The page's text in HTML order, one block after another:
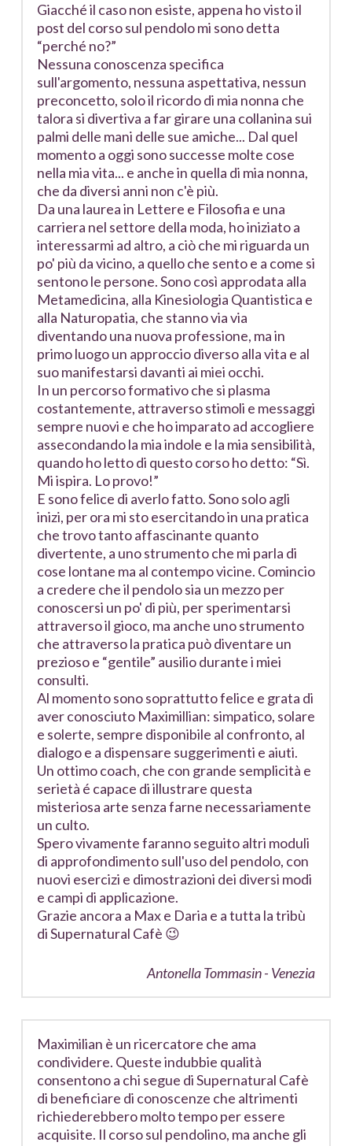
Giacché il caso non esiste, appena ho visto il
post del corso sul pendolo mi sono detta
“perché no?”
Nessuna conoscenza specifica
sull'argomento, nessuna aspettativa, nessun
preconcetto, solo il ricordo di mia nonna che
talora si divertiva a far girare una collanina sui
palmi delle mani delle sue amiche... Dal quel
momento a oggi sono successe molte cose
nella mia vita... e anche in quella di mia nonna,
che da diversi anni non c'è più.
Da una laurea in Lettere e Filosofia e una
carriera nel settore della moda, ho iniziato a
interessarmi ad altro, a ciò che mi riguarda un
po' più da vicino, a quello che sento e a come si
sentono le persone. Sono così approdata alla
Metamedicina, alla Kinesiologia Quantistica e
alla Naturopatia, che stanno via via
diventando una nuova professione, ma in
primo luogo un approccio diverso alla vita e al
suo manifestarsi davanti ai miei occhi.
In un percorso formativo che si plasma
costantemente, attraverso stimoli e messaggi
sempre nuovi e che ho imparato ad accogliere
assecondando la mia indole e la mia sensibilità,
quando ho letto di questo corso ho detto: “Sì.
Mi ispira. Lo provo!”
E sono felice di averlo fatto. Sono solo agli
inizi, per ora mi sto esercitando in una pratica
che trovo tanto affascinante quanto
divertente, a uno strumento che mi parla di
cose lontane ma al contempo vicine. Comincio
a credere che il pendolo sia un mezzo per
conoscersi un po' di più, per sperimentarsi
attraverso il gioco, ma anche uno strumento
che attraverso la pratica può diventare un
prezioso e “gentile” ausilio durante i miei
consulti.
Al momento sono soprattutto felice e grata di
aver conosciuto Maximillian: simpatico, solare
e solerte, sempre disponibile al confronto, al
dialogo e a dispensare suggerimenti e aiuti.
Un ottimo coach, che con grande semplicità e
serietà é capace di illustrare questa
misteriosa arte senza farne necessariamente
un culto.
Spero vivamente faranno seguito altri moduli
di approfondimento sull'uso del pendolo, con
nuovi esercizi e dimostrazioni dei diversi modi
e campi di applicazione.
Grazie ancora a Max e Daria e a tutta la tribù
di Supernatural Cafè 😉
Antonella Tommasin - Venezia
Maximilian è un ricercatore che ama
condividere. Queste indubbie qualità
consentono a chi segue di Supernatural Cafè
di beneficiare di conoscenze che altrimenti
richiederebbero molto tempo per essere
acquisite. Il corso sul pendolino, ma anche gli